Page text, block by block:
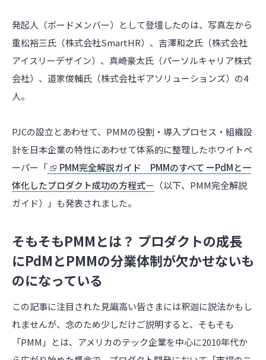
発起人（ボードメンバー）として登壇したのは、写真左から
重松裕三氏（株式会社SmartHR）、吉澤和之氏（株式会社
アイスリーデザイン）、真崎豪太氏（パーソルキャリア株式
会社）、道家俊輔氏（株式会社ギアソリューションズ）の4
人。
PJCの設立とあわせて、PMMの役割・導入プロセス・組織設
計を日本企業の特性にあわせて体系的に整理したホワイトペ
ーパー「
PMM完全解説ガイド PMMのすべて ーPdMと一
体化したプロダクト成功の方程式－ （以下、PMM完全解説
ガイド）」も発表されました。
そもそもPMMとは？ プロダクトの成長
にPdMとPMMの分業体制が欠かせないも
のになっている
この記事に注目された見識高い皆さまには釈迦に説法かもし
れませんが、念のため少しだけご説明すると、そもそも
「PMM 」とは、アメリカのテック企業を中心に2010年代か